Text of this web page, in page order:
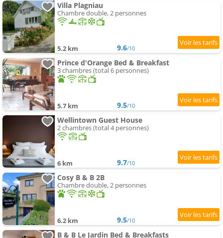
Villa Plagniau
Chambre double, 2 personnes
5.2 km 9.6/10
Prince d'Orange Bed & Breakfast
3 chambres (total 6 personnes)
5.7 km 9.5/10
Wellintown Guest House
2 chambres (total 4 personnes)
6 km 9.7/10
Cosy B & B 2B
Chambre double, 2 personnes
6.2 km 9.5/10
B & B Le Jardin Bed & Breakfasts